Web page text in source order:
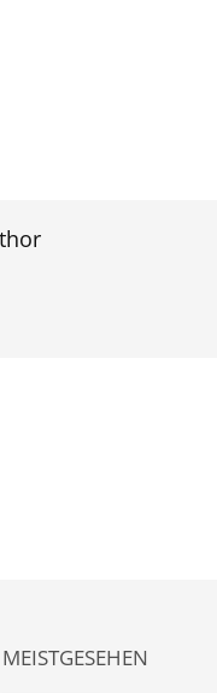
MEISTGESEHEN